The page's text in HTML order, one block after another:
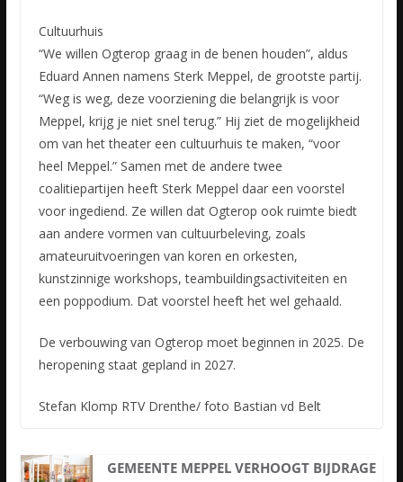
Cultuurhuis
“We willen Ogterop graag in de benen houden”, aldus
Eduard Annen namens Sterk Meppel, de grootste partij.
“Weg is weg, deze voorziening die belangrijk is voor
Meppel, krijg je niet snel terug.” Hij ziet de mogelijkheid
om van het theater een cultuurhuis te maken, “voor
heel Meppel.” Samen met de andere twee
coalitiepartijen heeft Sterk Meppel daar een voorstel
voor ingediend. Ze willen dat Ogterop ook ruimte biedt
aan andere vormen van cultuurbeleving, zoals
amateuruitvoeringen van koren en orkesten,
kunstzinnige workshops, teambuildingsactiviteiten en
een poppodium. Dat voorstel heeft het wel gehaald.
De verbouwing van Ogterop moet beginnen in 2025. De
heropening staat gepland in 2027.
Stefan Klomp RTV Drenthe/ foto Bastian vd Belt
GEMEENTE MEPPEL VERHOOGT BIJDRAGE